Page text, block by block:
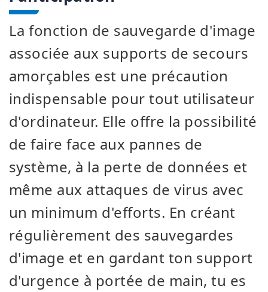
La fonction de sauvegarde d'image
associée aux supports de secours
amorçables est une précaution
indispensable pour tout utilisateur
d'ordinateur. Elle offre la possibilité
de faire face aux pannes de
système, à la perte de données et
même aux attaques de virus avec
un minimum d'efforts. En créant
régulièrement des sauvegardes
d'image et en gardant ton support
d'urgence à portée de main, tu es